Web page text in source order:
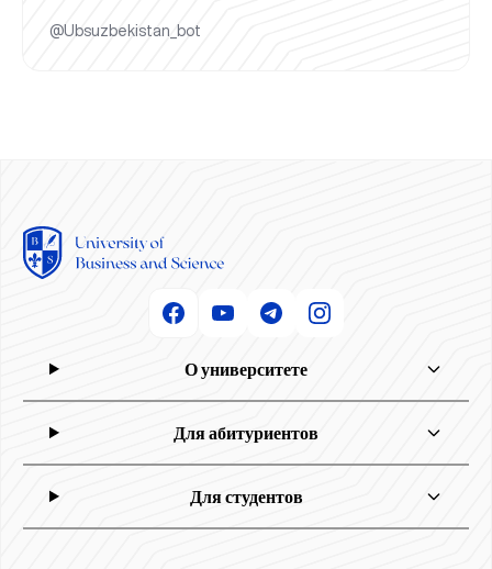
@Ubsuzbekistan_bot
О университете
Для абитуриентов
Для студентов